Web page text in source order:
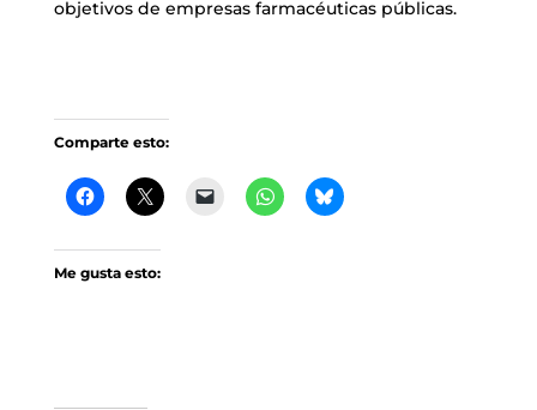
objetivos de empresas farmacéuticas públicas.
Comparte esto:
Me gusta esto: